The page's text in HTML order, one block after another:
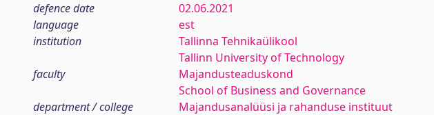
defence date
02.06.2021
language
est
institution
Tallinna Tehnikaülikool
Tallinn University of Technology
faculty
Majandusteaduskond
School of Business and Governance
department / college
Majandusanalüüsi ja rahanduse instituut